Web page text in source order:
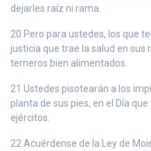
dejarles raíz ni rama.
20 Pero para ustedes, los que
justicia que trae la salud en sus
terneros bien alimentados.
21 Ustedes pisotearán a los
planta de sus pies, en el Día
ejércitos.
22 Acuérdense de la Ley de